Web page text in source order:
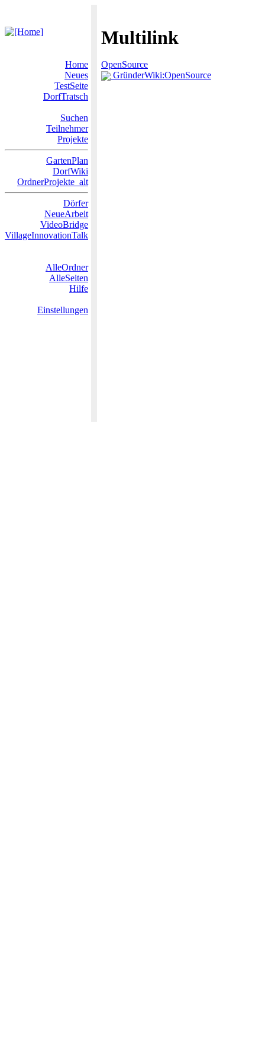
Multilink
Home
Neues
TestSeite
DorfTratsch
Suchen
Teilnehmer
Projekte
GartenPlan
DorfWiki
OrdnerProjekte_alt
Dörfer
NeueArbeit
VideoBridge
VillageInnovationTalk
AlleOrdner
AlleSeiten
Hilfe
Einstellungen
OpenSource
GründerWiki:OpenSource